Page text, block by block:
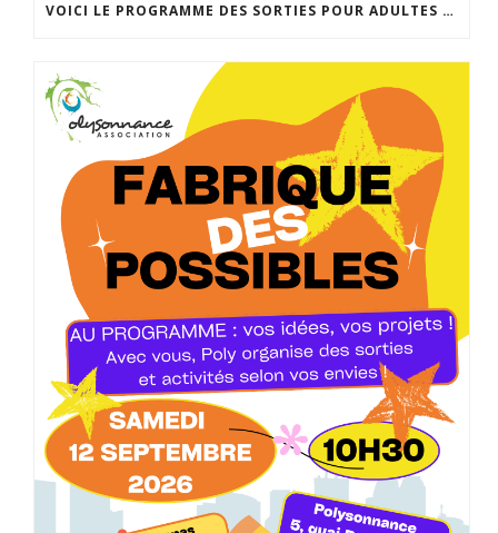
VOICI LE PROGRAMME DES SORTIES POUR ADULTES ET MINEURS ACCOMPAGNÉS POUR LA RENTRÉE DE SEPTEMBRE. INSCRIPTIONS À PARTIR DU 25 AOÛT À 14H À L’ACCUEIL DE POLYSONNANCE. INFO: 02 98 86 13 11. BONNES VACANCES!!